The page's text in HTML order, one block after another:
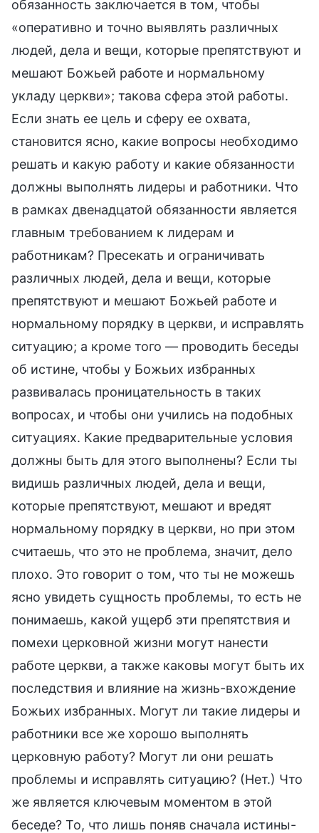
обязанность заключается в том, чтобы
«оперативно и точно выявлять различных
людей, дела и вещи, которые препятствуют и
мешают Божьей работе и нормальному
укладу церкви»; такова сфера этой работы.
Если знать ее цель и сферу ее охвата,
становится ясно, какие вопросы необходимо
решать и какую работу и какие обязанности
должны выполнять лидеры и работники. Что
в рамках двенадцатой обязанности является
главным требованием к лидерам и
работникам? Пресекать и ограничивать
различных людей, дела и вещи, которые
препятствуют и мешают Божьей работе и
нормальному порядку в церкви, и исправлять
ситуацию; а кроме того — проводить беседы
об истине, чтобы у Божьих избранных
развивалась проницательность в таких
вопросах, и чтобы они учились на подобных
ситуациях. Какие предварительные условия
должны быть для этого выполнены? Если ты
видишь различных людей, дела и вещи,
которые препятствуют, мешают и вредят
нормальному порядку в церкви, но при этом
считаешь, что это не проблема, значит, дело
плохо. Это говорит о том, что ты не можешь
ясно увидеть сущность проблемы, то есть не
понимаешь, какой ущерб эти препятствия и
помехи церковной жизни могут нанести
работе церкви, а также каковы могут быть их
последствия и влияние на жизнь-вхождение
Божьих избранных. Могут ли такие лидеры и
работники все же хорошо выполнять
церковную работу? Могут ли они решать
проблемы и исправлять ситуацию? (Нет.) Что
же является ключевым моментом в этой
беседе? То, что лишь поняв сначала истины-